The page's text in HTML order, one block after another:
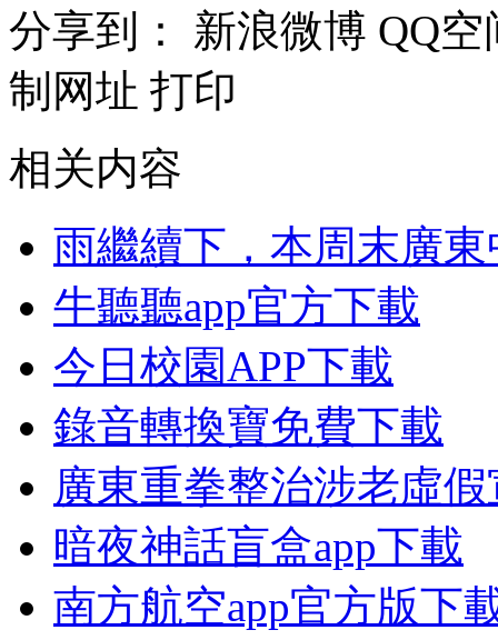
分享到：
新浪微博 QQ空
制网址 打印
相关内容
雨繼續下，本周末廣
牛聽聽app官方下載
今日校園APP下載
錄音轉換寶免費下載
廣東重拳整治涉老虛
暗夜神話盲盒app下載
南方航空app官方版下